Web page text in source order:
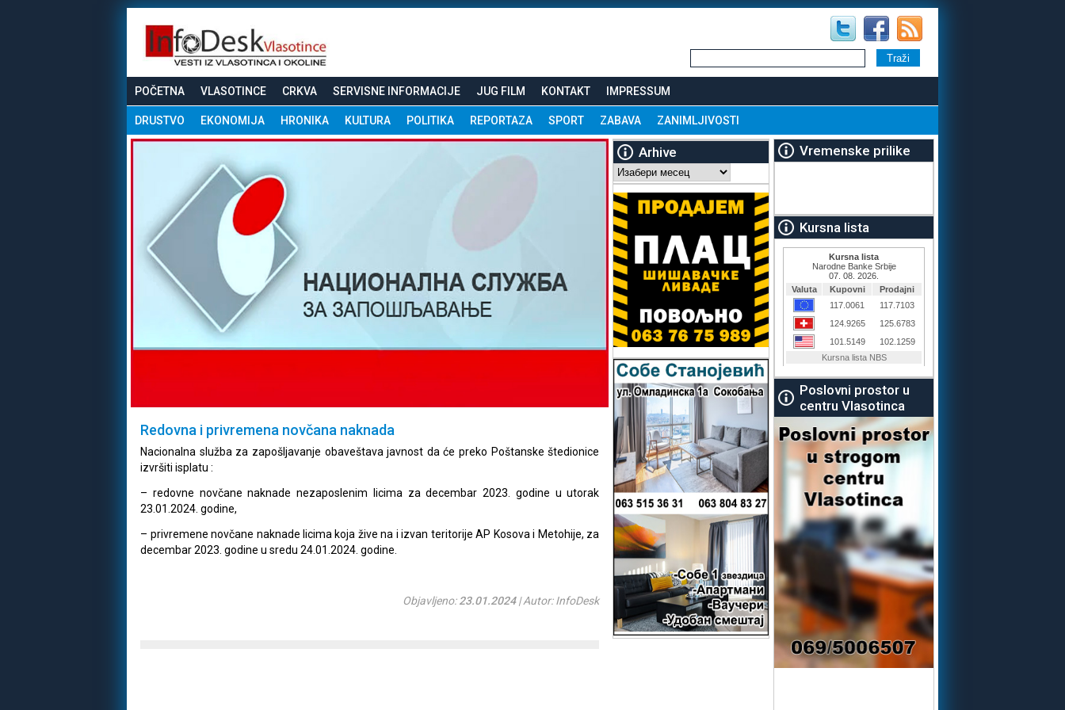
POČETNA VLASOTINCE CRKVA SERVISNE INFORMACIJE JUG FILM KONTAKT IMPRESSUM
DRUSTVO EKONOMIJA HRONIKA KULTURA POLITIKA REPORTAZA SPORT ZABAVA ZANIMLJIVOSTI
Redovna i privremena novčana naknada
Nacionalna služba za zapošljavanje obaveštava javnost da će preko Poštanske štedionice
izvršiti isplatu :
– redovne novčane naknade nezaposlenim licima za decembar 2023. godine u utorak
23.01.2024. godine,
– privremene novčane naknade licima koja žive na i izvan teritorije AP Kosova i Metohije, za
decembar 2023. godine u sredu 24.01.2024. godine.
Objavljeno:23.01.2024| Autor: InfoDesk
Arhive
Arhive
Vremenske prilike
Kursna lista
Poslovni prostor u
centru Vlasotinca